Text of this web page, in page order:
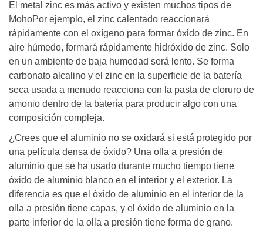
El metal zinc es más activo y existen muchos tipos de
MohoPor ejemplo, el zinc calentado reaccionará
rápidamente con el oxígeno para formar óxido de zinc. En
aire húmedo, formará rápidamente hidróxido de zinc. Solo
en un ambiente de baja humedad será lento. Se forma
carbonato alcalino y el zinc en la superficie de la batería
seca usada a menudo reacciona con la pasta de cloruro de
amonio dentro de la batería para producir algo con una
composición compleja.
¿Crees que el aluminio no se oxidará si está protegido por
una película densa de óxido? Una olla a presión de
aluminio que se ha usado durante mucho tiempo tiene
óxido de aluminio blanco en el interior y el exterior. La
diferencia es que el óxido de aluminio en el interior de la
olla a presión tiene capas, y el óxido de aluminio en la
parte inferior de la olla a presión tiene forma de grano.